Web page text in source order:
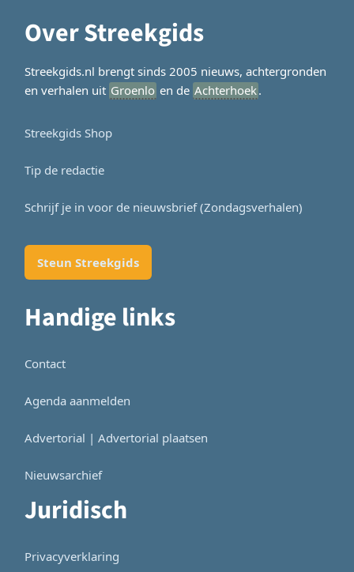
Over Streekgids
Streekgids.nl brengt sinds 2005 nieuws, achtergronden
en verhalen uit Groenlo en de Achterhoek.
Streekgids Shop
Tip de redactie
Schrijf je in voor de nieuwsbrief (Zondagsverhalen)
Steun Streekgids
Handige links
Contact
Agenda aanmelden
Advertorial | Advertorial plaatsen
Nieuwsarchief
Juridisch
Privacyverklaring